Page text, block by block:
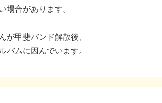
場合があります。
が甲斐バンド解散後、
バムに因んでいます。